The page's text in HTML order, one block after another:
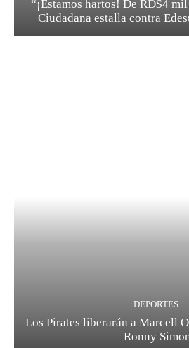
“¡Estamos hartos! De RD$4
Ciudadana estalla contra
DEPORTES
Los Pirates liberarán a Marcell
Ronny